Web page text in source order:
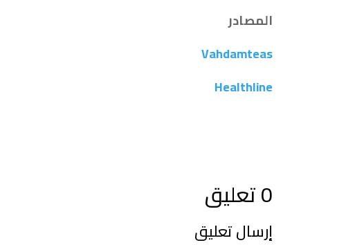
المصادر
Vahdamteas
Healthline
0 تعليق
إرسال تعليق